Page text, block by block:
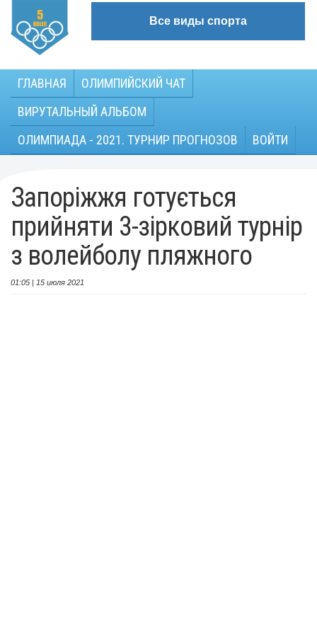
Все виды спорта
ГЛАВНАЯ
ОЛИМПИЙСКИЙ ЧАТ
ВИРУТАЛЬНЫЙ АЛЬБОМ
ОЛИМПИАДА - 2021. ТУРНИР ПРОГНОЗОВ
ВОЙТИ
Запоріжжя готується
прийняти 3-зірковий турнір
з волейболу пляжного
01:05 | 15 июля 2021